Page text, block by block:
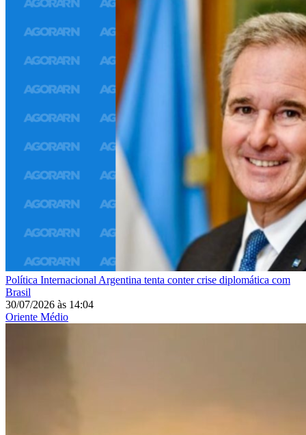
Política Internacional Argentina tenta conter crise diplomática com
Brasil
30/07/2026 às 14:04
Oriente Médio